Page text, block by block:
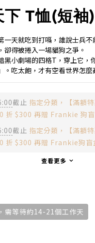
下 T恤(短袖)
一天就吃到打嗝，誰說士兵
卻得被捲入一場貓狗之爭。
黑小劇場的四格T，穿上它，
。吃太飽，才有空看世界怎麼
截止 指定分類，【滿額
折 $300 再贈 Frankie 狗
截止 指定分類，【滿額
折 $300 再贈 Frankie狗盲
查看更多
需等待約14-21個工作天